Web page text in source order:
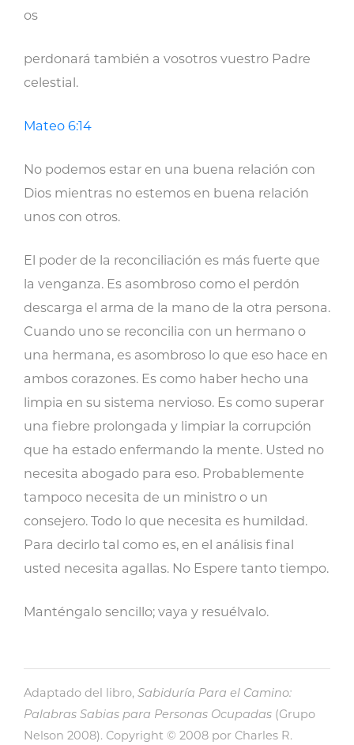
os
perdonará también a vosotros vuestro Padre
celestial.
Mateo 6:14
No podemos estar en una buena relación con
Dios mientras no estemos en buena relación
unos con otros.
El poder de la reconciliación es más fuerte que
la venganza. Es asombroso como el perdón
descarga el arma de la mano de la otra persona.
Cuando uno se reconcilia con un hermano o
una hermana, es asombroso lo que eso hace en
ambos corazones. Es como haber hecho una
limpia en su sistema nervioso. Es como superar
una fiebre prolongada y limpiar la corrupción
que ha estado enfermando la mente. Usted no
necesita abogado para eso. Probablemente
tampoco necesita de un ministro o un
consejero. Todo lo que necesita es humildad.
Para decirlo tal como es, en el análisis final
usted necesita agallas. No Espere tanto tiempo.
Manténgalo sencillo; vaya y resuélvalo.
Adaptado del libro, Sabiduría Para el Camino:
Palabras Sabias para Personas Ocupadas (Grupo
Nelson 2008). Copyright © 2008 por Charles R.